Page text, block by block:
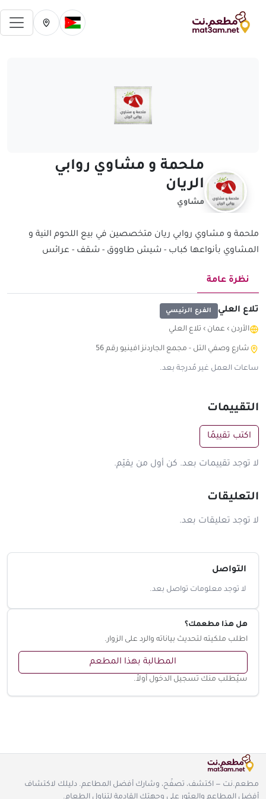
تغيير الدولة الحالية
تغيير المدينة
ملحمة و مشاوي روابي
الريان
مشاوي
ملحمة و مشاوي روابي ريان متخصصين في بيع اللحوم النية و
المشاوي بأنواعها كباب - شيش طاووق - شقف - عرائس
نظرة عامة
تلاع العلي الفرع الرئيسي
الأردن › عمان › تلاع العلي
ساعات العمل غير مُدرجة بعد.
التقييمات
اكتب تقييمًا
لا توجد تقييمات بعد. كن أول من يقيّم.
التعليقات
لا توجد تعليقات بعد.
التواصل
لا توجد معلومات تواصل بعد.
هل هذا مطعمك؟
اطلب ملكيته لتحديث بياناته والرد على الزوار.
المطالبة بهذا المطعم
سيُطلب منك تسجيل الدخول أولاً.
مطعم.نت — اكتشف، تصفّح، وشارك أفضل المطاعم. دليلك لاكتشاف
أفضل المطاعم والعثور على وجهتك القادمة لتناول الطعام.